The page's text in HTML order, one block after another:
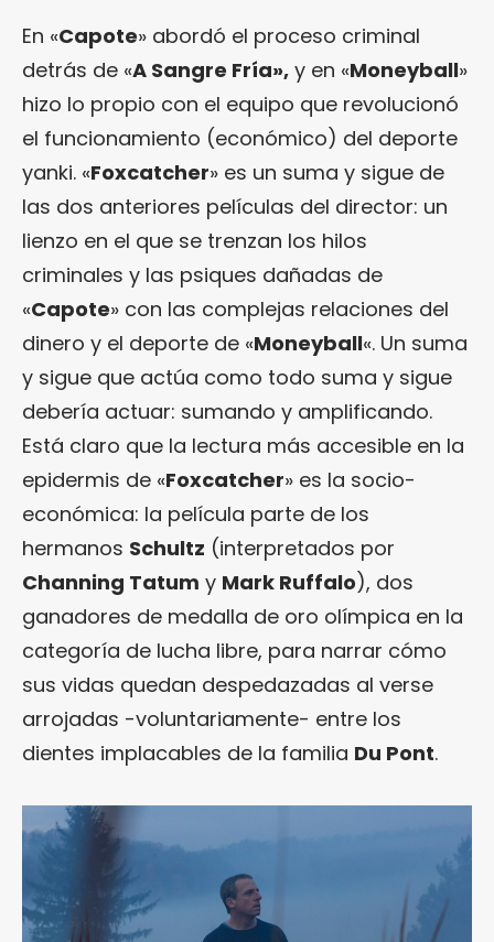
En «Capote» abordó el proceso criminal
detrás de «A Sangre Fría», y en «Moneyball»
hizo lo propio con el equipo que revolucionó
el funcionamiento (económico) del deporte
yanki. «Foxcatcher» es un suma y sigue de
las dos anteriores películas del director: un
lienzo en el que se trenzan los hilos
criminales y las psiques dañadas de
«Capote» con las complejas relaciones del
dinero y el deporte de «Moneyball«. Un suma
y sigue que actúa como todo suma y sigue
debería actuar: sumando y amplificando.
Está claro que la lectura más accesible en la
epidermis de «Foxcatcher» es la socio-
económica: la película parte de los
hermanos Schultz (interpretados por
Channing Tatum y Mark Ruffalo), dos
ganadores de medalla de oro olímpica en la
categoría de lucha libre, para narrar cómo
sus vidas quedan despedazadas al verse
arrojadas -voluntariamente- entre los
dientes implacables de la familia Du Pont.